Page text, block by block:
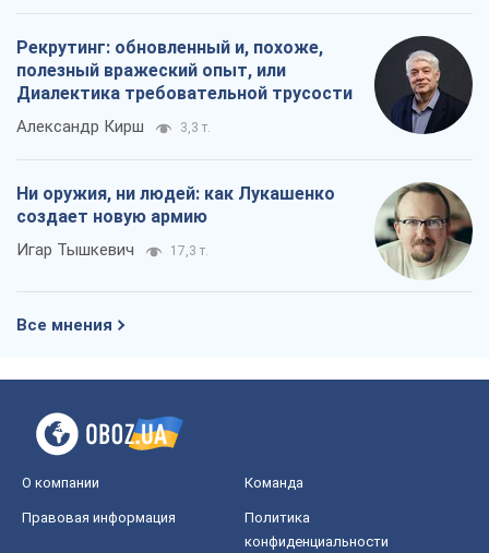
Рекрутинг: обновленный и, похоже,
полезный вражеский опыт, или
Диалектика требовательной трусости
Александр Кирш 3,3 т.
Ни оружия, ни людей: как Лукашенко
создает новую армию
Игар Тышкевич 17,3 т.
Все мнения
О компании Команда
Правовая информация
Политика
конфиденциальности